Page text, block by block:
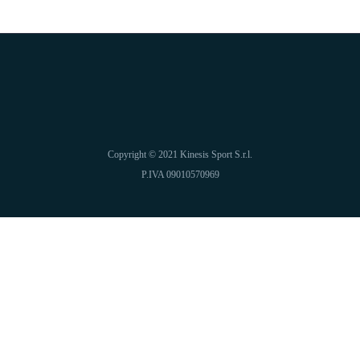
Copyright © 2021 Kinesis Sport S.r.l.
P.IVA 09010570969